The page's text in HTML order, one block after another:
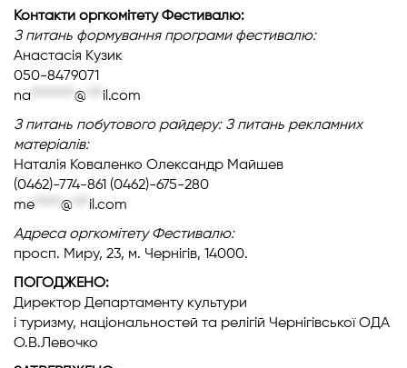
Контакти оргкомітету Фестивалю:
З питань формування програми фестивалю:
Анастасія Кузик
050-8479071
na ******** @ *** il.com
З питань побутового райдеру: З питань рекламних
матеріалів:
Наталія Коваленко Олександр Майшев
(0462)-774-861 (0462)-675-280
me***** @ *** il.com
Адреса оргкомітету Фестивалю:
просп. Миру, 23, м. Чернігів, 14000.
ПОГОДЖЕНО:
Директор Департаменту культури
і туризму, національностей та релігій Чернігівської ОДА
О.В.Левочко